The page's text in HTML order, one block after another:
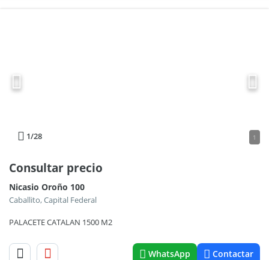
1/28 1
Consultar precio
Nicasio Oroño 100
Caballito, Capital Federal
PALACETE CATALAN 1500 M2
WhatsApp Contactar